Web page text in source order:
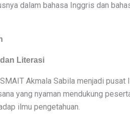
dalam bahasa Inggris dan
Literasi
Akmala Sabila menjadi
yang nyaman mendukung
ilmu pengetahuan.